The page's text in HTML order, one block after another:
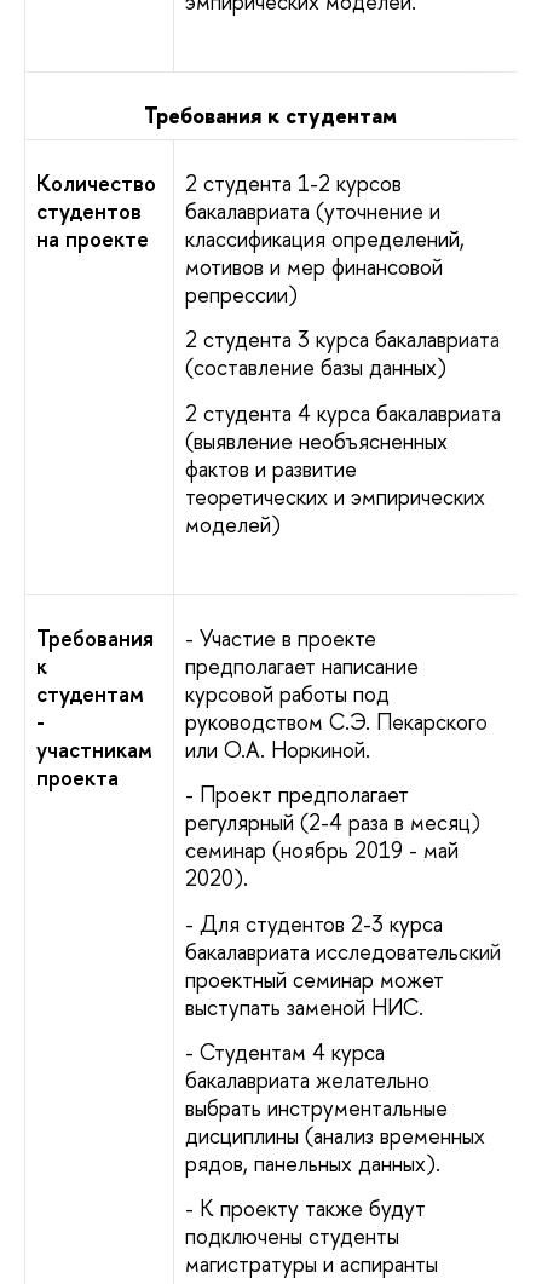
Требования к студентам
Количество
студентов
на проекте
2 студента 1-2 курсов
бакалавриата (уточнение и
классификация определений,
мотивов и мер финансовой
репрессии)
2 студента 3 курса бакалавриата
(составление базы данных)
2 студента 4 курса бакалавриата
(выявление необъясненных
фактов и развитие
теоретических и эмпирических
моделей)
Требования
к
студентам
-
участникам
проекта
- Участие в проекте
предполагает написание
курсовой работы под
руководством С.Э. Пекарского
или О.А. Норкиной.
- Проект предполагает
регулярный (2-4 раза в месяц)
семинар (ноябрь 2019 - май
2020).
- Для студентов 2-3 курса
бакалавриата исследовательский
проектный семинар может
выступать заменой НИС.
- Студентам 4 курса
бакалавриата желательно
выбрать инструментальные
дисциплины (анализ временных
рядов, панельных данных).
- К проекту также будут
подключены студенты
магистратуры и аспиранты